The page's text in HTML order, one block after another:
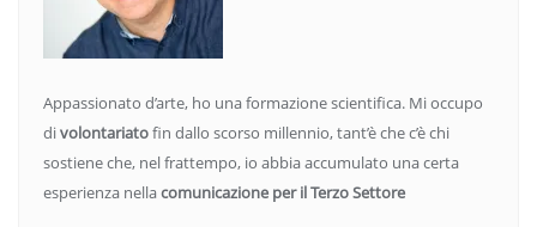
Appassionato d’arte, ho una formazione scientifica. Mi occupo
divolontariatofin dallo scorso millennio, tant’è che c’è chi
sostiene che, nel frattempo, io abbia accumulato una certa
esperienza nellacomunicazione per il Terzo Settore